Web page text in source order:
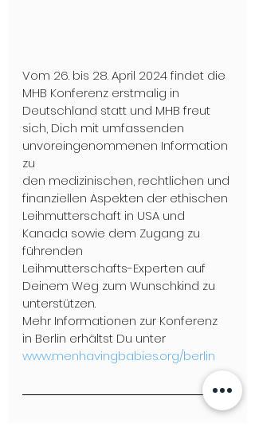
Vom 26. bis 28. April 2024 findet die
MHB Konferenz erstmalig in
Deutschland statt und MHB freut
sich, Dich mit umfassenden
unvoreingenommenen Information
zu
den medizinischen, rechtlichen und
finanziellen Aspekten der ethischen
Leihmutterschaft in USA und
Kanada sowie dem Zugang zu
führenden
Leihmutterschafts-Experten auf
Deinem Weg zum Wunschkind zu
unterstützen.
Mehr Informationen zur Konferenz
in Berlin erhältst Du unter
www.menhavingbabies.org/berlin